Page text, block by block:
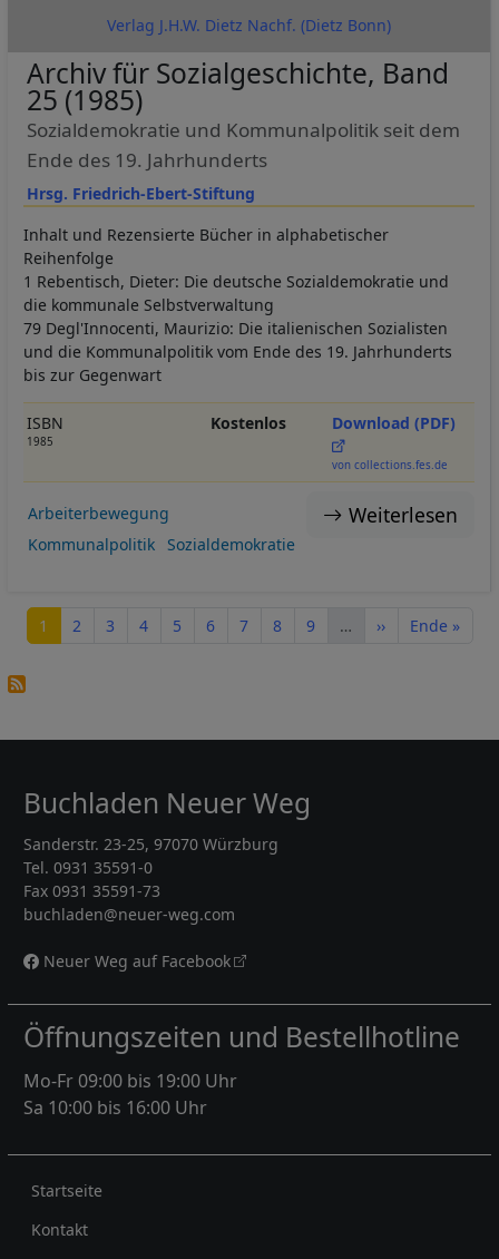
Verlag J.H.W. Dietz Nachf. (Dietz Bonn)
Hrsg. Friedrich-Ebert-Stiftung
Archiv für Sozialgeschichte, Band
25 (1985)
Sozialdemokratie und Kommunalpolitik seit dem
Ende des 19. Jahrhunderts
Inhalt und Rezensierte Bücher in alphabetischer
Reihenfolge
1 Rebentisch, Dieter: Die deutsche Sozialdemokratie und
die kommunale Selbstverwaltung
79 Degl'Innocenti, Maurizio: Die italienischen Sozialisten
und die Kommunalpolitik vom Ende des 19. Jahrhunderts
bis zur Gegenwart
ISBN
1985
Kostenlos Download (PDF)
von collections.fes.de
Weiterlesen
Arbeiterbewegung
Kommunalpolitik
Sozialdemokratie
Seite
1 Seite
2 Seite
3 Seite
4 Seite
5 Seite
6 Seite
7 Seite
8 Seite
9 … Nächste Seite
›› Letzte Seite
Ende »
Buchladen Neuer Weg
Sanderstr. 23-25, 97070 Würzburg
Tel. 0931 35591-0
Fax 0931 35591-73
buchladen@neuer-weg.com
Neuer Weg auf Facebook
Öffnungszeiten und Bestellhotline
Mo-Fr 09:00 bis 19:00 Uhr
Sa 10:00 bis 16:00 Uhr
Rechtliches
Startseite
Kontakt